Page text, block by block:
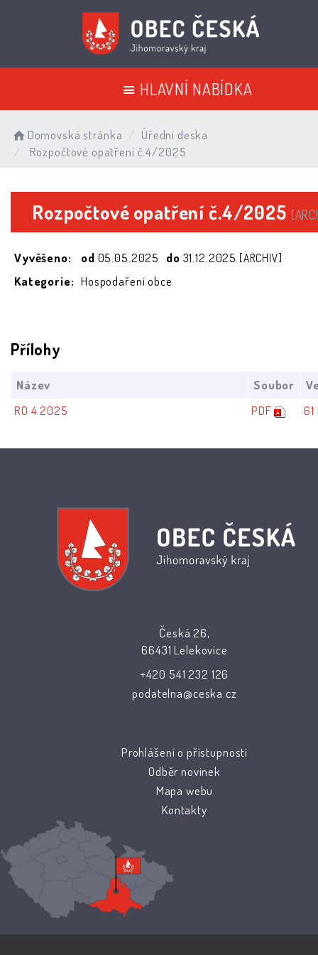
HLAVNÍ NABÍDKA
Domovská stránka
Úřední deska
Rozpočtové opatření č.4/2025
Rozpočtové opatření č.4/2025
Vyvěšeno: od 05.05.2025 do 31.12.2025 [ARCHIV]
Kategorie: Hospodaření obce
Přílohy
Název Soubor
RO 4.2025
PDF 61
Česká 26,
66431 Lelekovice
+420 541 232 126
podatelna@ceska.cz
Prohlášení o přístupnosti
Odběr novinek
Mapa webu
Kontakty